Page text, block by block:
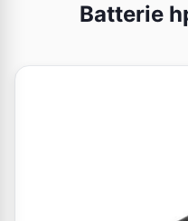
Batterie